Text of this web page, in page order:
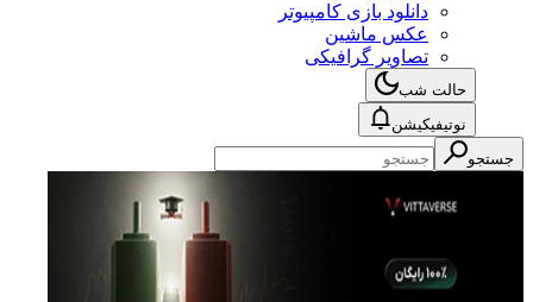
دانلود بازی کامپیوتر
عکس ماشین
تصاویر گرافیکی
حالت شب
نوتیفیکیشن
جستجو